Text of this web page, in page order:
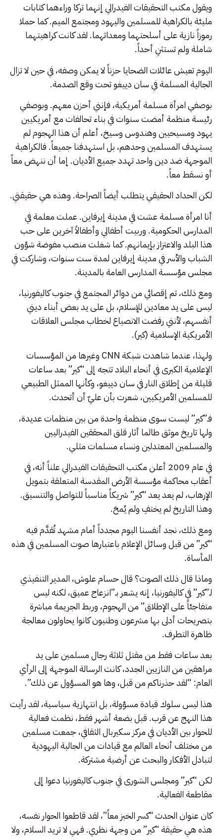
ويقول مكتب التحقيقات الفيدرالي إنهما تركا وراءهما كتابات
مليئة بالكراهية للمسلمين واليهود ومجتمع الميم. كما حملا
رموزاً نازية على أسلحتهما ومعداتهما. لقد كانت كراهيتهما
شاملة ولم تستثنِ أحداً.
اليوم تعيش عائلات الضحايا حزناً لا يمكن وصفه، في حين لا تزال
الجالية المسلمة في سان دييغو تحت وقع الصدمة.
بوصفي امرأة مسلمة أمريكية، فإنني أحزن معهم. وبوصفي
رئيسة منظمة أمضت سنوات في بناء تحالفات مع أمريكيين
يهود ومسيحيين وهندوس وسيخ، أعلم أن هذا الهجوم لم
يستهدف المسلمين وحدهم، بل استهدفنا جميعاً. فالكراهية
الموجهة ضد دين واحد تهدد جميع الأديان. إما أن ننهض معاً
أو نسقط معاً.
لكن الحداد الحقيقي يتطلب أيضاً الصراحة. وهذه هي حقيقتي.
أنا امرأة مسلمة عشت في مدينة إيرفاين. عملت معلمة في
المدارس الحكومية. وربيت أطفالي وأطفالاً آخرين على حب
هذا البلد والاعتزاز بإيمانهم. كما شغلت منصب مفوضة شؤون
الشباب والأسر في مدينة إيرفاين لمدة ست سنوات، وشاركت في
مجلس مؤسسة المدارس العامة بالمدينة.
ومع ذلك، تم إقصائي من دوائر المجتمع في جنوب كاليفورنيا،
ليس على يد معادين للإسلام، بل على يد بعض أبناء ديني
أنفسهم، لأنني رفضت الانصياع لخطاب مجلس العلاقات
الأمريكية الإسلامية (كير).
ولهذا، عندما شاهدت شبكة CNN وغيرها من المؤسسات
الإعلامية الكبرى في أنحاء البلاد تتجه إلى “كير” بعد ساعات
قليلة من إطلاق النار في سان دييغو، وكأنها الممثل الطبيعي
للمسلمين الأمريكيين، شعرت بأن عليّ أن أتحدث.
فـ”كير” ليست سوى منظمة واحدة من بين منظمات عديدة،
ولها تاريخ موثق طالما أثار قلق المحققين الفيدراليين
والمسلمين المعتدلين ونساء مسلمات مثلي.
في عام 2009 أعلن مكتب التحقيقات الفيدرالي علناً أنه، في
أعقاب محاكمة مؤسسة الأرض المقدسة المتعلقة بتمويل
الإرهاب، لم يعد يعد “كير” شريكاً مناسباً للتواصل والتنسيق.
وهذا التاريخ لم يختفِ ولم يُمحَ.
ومع ذلك، نجد أنفسنا اليوم مجدداً أمام مشهد تُقدَّم فيه
“كير” من قبل وسائل الإعلام باعتبارها صوت المسلمين في هذه
المأساة.
وماذا قال ذلك الصوت؟ قال حسام علوش، المدير التنفيذي
لـ”كير” في كاليفورنيا، إنه يشعر بـ”انزعاج عميق، لكنه ليس
متفاجئاً على الإطلاق” من الهجوم، وربط الجريمة مباشرة
بتصريحات أدلى بها مشرعون وطنيون كانوا يحاولون معالجة
ظاهرة التطرف.
بعد ساعات فقط من مقتل ثلاثة رجال مسلمين على يد
مراهقين من النازيين الجدد، كانت الرسالة الموجهة إلى الرأي
العام: “لقد حذرناكم من قبل، وها هو المسؤول عن ذلك”.
هذا ليس سلوك قيادة مسؤولة، بل انتهازية سياسية، لقد رأيت
هذا النهج عن قرب. قبل بضعة أشهر فقط، نظمت فعالية
للحوار بين الأديان في مركز سكيربال الثقافي، جمعت مسلمين
من مختلف أنحاء العالم مع قيادات من الجالية اليهودية
لتبادل الأفكار والبحث عن أرضية مشتركة.
لكن “كير” ومجلس الشورى في جنوب كاليفورنيا دعوا إلى
مقاطعة الفعالية.
كان عنوان الحدث “كسر الخبز معاً”، لقد قاطعوا الحوار نفسه،
هذه هي حقيقة “كير” من وجهة نظري. فهي لا تريد السلام، ولا